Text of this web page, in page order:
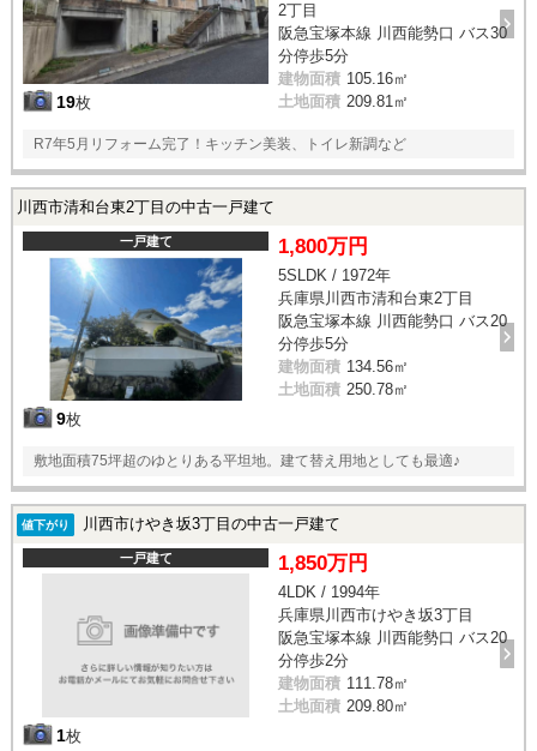
19枚
2丁目
阪急宝塚本線 川西能勢口 バス30
分停歩5分
建物面積 105.16㎡
土地面積 209.81㎡
R7年5月リフォーム完了！キッチン美装、トイレ新調など
川西市清和台東2丁目の中古一戸建て
一戸建て
9枚
1,800万円
5SLDK / 1972年
兵庫県川西市清和台東2丁目
阪急宝塚本線 川西能勢口 バス20
分停歩5分
建物面積 134.56㎡
土地面積 250.78㎡
敷地面積75坪超のゆとりある平坦地。建て替え用地としても最適♪
値下がり 川西市けやき坂3丁目の中古一戸建て
一戸建て
1枚
1,850万円
4LDK / 1994年
兵庫県川西市けやき坂3丁目
阪急宝塚本線 川西能勢口 バス20
分停歩2分
建物面積 111.78㎡
土地面積 209.80㎡